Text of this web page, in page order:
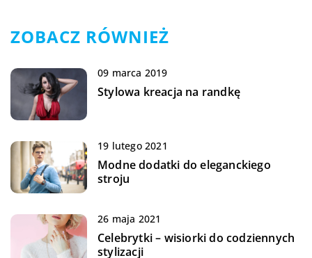
ZOBACZ RÓWNIEŻ
09 marca 2019
Stylowa kreacja na randkę
19 lutego 2021
Modne dodatki do eleganckiego
stroju
26 maja 2021
Celebrytki – wisiorki do codziennych
stylizacji